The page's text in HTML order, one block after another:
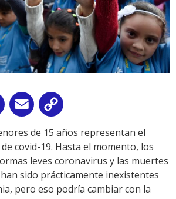
WhatsApp
Email
Link
de 15 años representan el
de covid-19. Hasta el momento, los
leves coronavirus y las muertes
sido prácticamente inexistentes
pero eso podría cambiar con la